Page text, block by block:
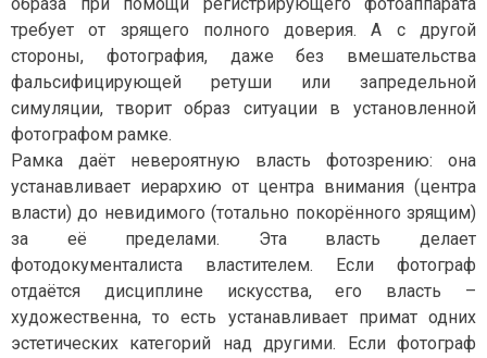
требует от зрящего полного доверия. А с другой
стороны, фотография, даже без вмешательства
фальсифицирующей ретуши или запредельной
симуляции, творит образ ситуации в установленной
фотографом рамке.
Рамка даёт невероятную власть фотозрению: она
устанавливает иерархию от центра внимания (центра
власти) до невидимого (тотально покорённого зрящим)
за её пределами. Эта власть делает
фотодокументалиста властителем. Если фотограф
отдаётся дисциплине искусства, его власть –
художественна, то есть устанавливает примат одних
эстетических категорий над другими. Если фотограф